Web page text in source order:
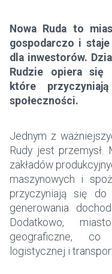
Nowa Ruda to
gospodarczo i
dla inwestorów.
Rudzie opiera się
które
społeczności.
Jednym z
Rudy jest
zakładów
maszynowych i
przyczyniają się
generowania
Dodatkowo,
geograficzne, co
logistycznej i